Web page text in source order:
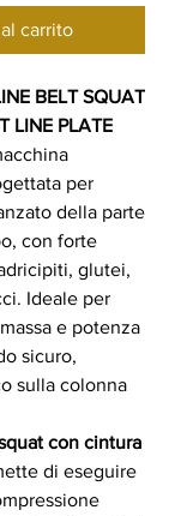
carrito
BELT SQUAT
LINE PLATE
per
della parte
con forte
glutei,
Ideale per
e potenza
sicuro,
sulla colonna
con cintura
di eseguire